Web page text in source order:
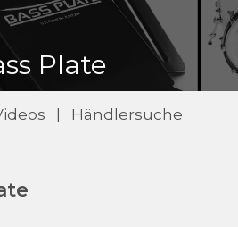
Plate
Händlersuche